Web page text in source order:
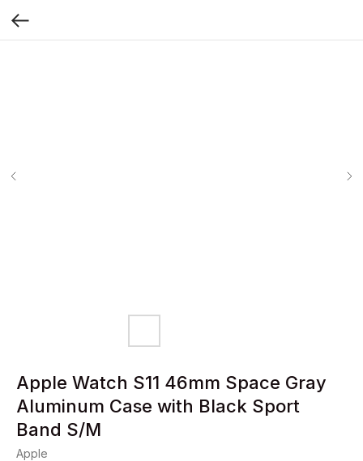
Apple Watch S11 46mm Space Gray
Aluminum Case with Black Sport
Band S/M
Apple